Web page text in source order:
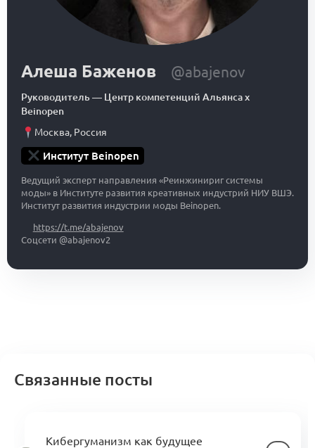
Алеша Баженов @abajenov
Руководитель— Центр компетенций Альянса x
Beinopen
Москва, Россия
Институт Beinopen
Ведущий эксперт направления «Реинжинириг системы
моды» в Институте развития креативных индустрий НИУ ВШЭ.
Институт развития индустрии моды Beinopen.
https://t.me/abajenov
Соцсети @abajenov2
Связанные посты
Кибергуманизм как будущее